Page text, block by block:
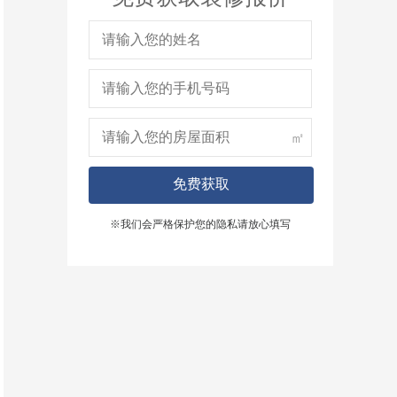
㎡
免费获取
※我们会严格保护您的隐私请放心填写